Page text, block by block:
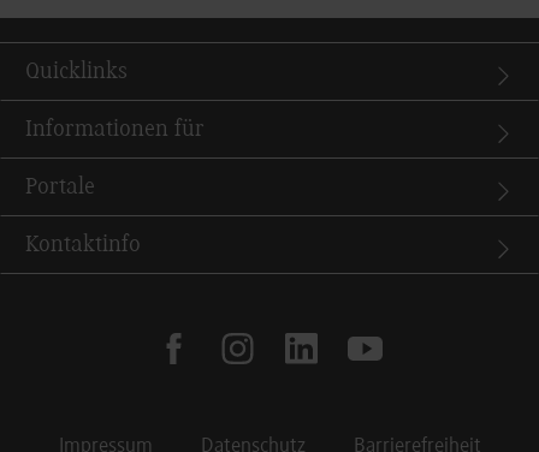
Quicklinks
Informationen für
Portale
Kontaktinfo
facebookinstagramlinkedin youtube